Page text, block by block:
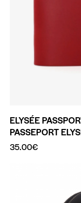
ELYSÉE
PASSEPORT
35.00€